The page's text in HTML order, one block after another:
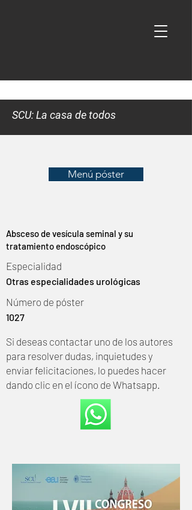
SCU: La casa de todos
Menú póster
Absceso de vesícula seminal y su
tratamiento endoscópico
Especialidad
Otras especialidades urológicas
Número de póster
1027
Si deseas contactar uno de los autores
para resolver dudas, inquietudes y
enviar felicitaciones, lo puedes hacer
dando clic en el ícono de Whatsapp.